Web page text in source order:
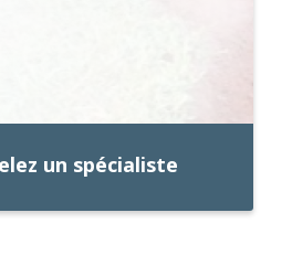
un spécialiste